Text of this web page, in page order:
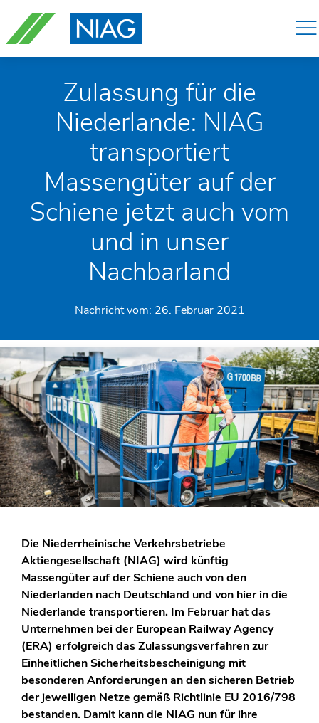
überspringen
Zulassung für die
Niederlande: NIAG
transportiert
Massengüter auf der
Schiene jetzt auch vom
und in unser
Nachbarland
Nachricht vom: 26. Februar 2021
Die Niederrheinische Verkehrsbetriebe
Aktiengesellschaft (NIAG) wird künftig
Massengüter auf der Schiene auch von den
Niederlanden nach Deutschland und von hier in die
Niederlande transportieren. Im Februar hat das
Unternehmen bei der European Railway Agency
(ERA) erfolgreich das Zulassungsverfahren zur
Einheitlichen Sicherheitsbescheinigung mit
besonderen Anforderungen an den sicheren Betrieb
der jeweiligen Netze gemäß Richtlinie EU 2016/798
bestanden. Damit kann die NIAG nun für ihre